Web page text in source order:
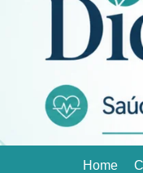
Dicas
Home